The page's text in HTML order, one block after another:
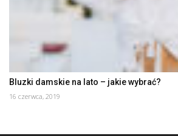
Bluzki damskie na lato – jakie wybrać?
16 czerwca, 2019